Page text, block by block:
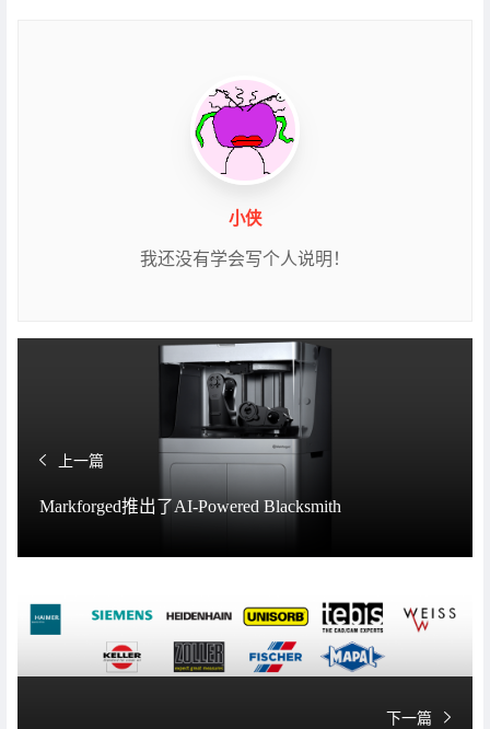
小侠
我还没有学会写个人说明！
上一篇
Markforged推出了AI-Powered Blacksmith
下一篇